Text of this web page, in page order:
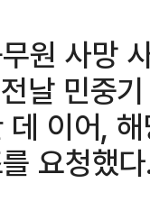
원 사망
날 민중
이어,
요청했